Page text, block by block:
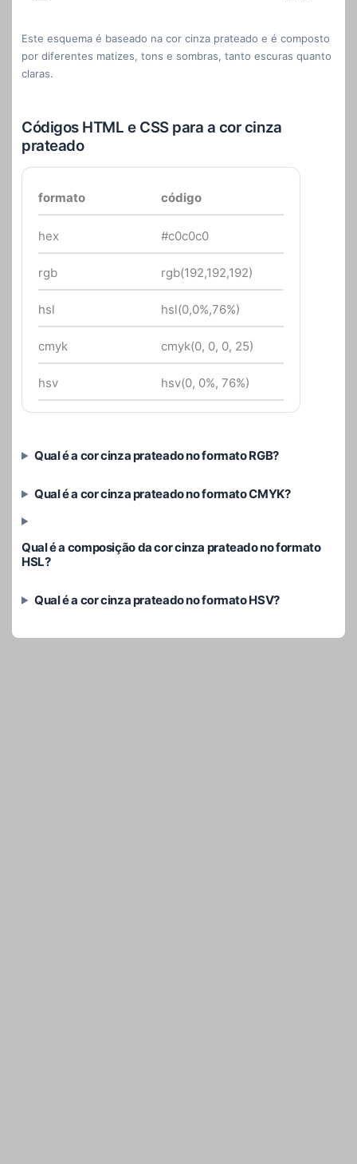
Este esquema é baseado na cor cinza prateado e é composto
por diferentes matizes, tons e sombras, tanto escuras quanto
claras.
Códigos HTML e CSS para a cor cinza
prateado
formato código
hex #c0c0c0
rgb rgb(192,192,192)
hsl hsl(0,0%,76%)
cmyk cmyk(0, 0, 0, 25)
hsv hsv(0, 0%, 76%)
Qual é a cor cinza prateado no formato RGB?
Qual é a cor cinza prateado no formato CMYK?
Qual é a composição da cor cinza prateado no formato
HSL?
Qual é a cor cinza prateado no formato HSV?